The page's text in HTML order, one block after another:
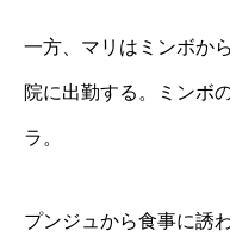
一方、マリはミンボか
院に出勤する。ミンボ
ラ。
プンジュから食事に誘